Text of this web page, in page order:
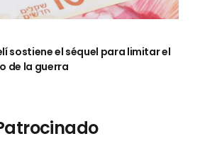
sostiene el séquel para limitar el
de la guerra